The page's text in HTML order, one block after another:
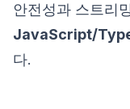
안전성과 스트리
JavaScript/
다.